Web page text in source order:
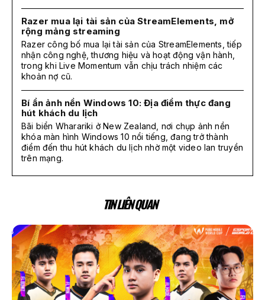
Razer mua lại tài sản của StreamElements, mở
rộng mảng streaming
Razer công bố mua lại tài sản của StreamElements, tiếp
nhận công nghệ, thương hiệu và hoạt động vận hành,
trong khi Live Momentum vẫn chịu trách nhiệm các
khoản nợ cũ.
Bí ẩn ảnh nền Windows 10: Địa điểm thực đang
hút khách du lịch
Bãi biển Wharariki ở New Zealand, nơi chụp ảnh nền
khóa màn hình Windows 10 nổi tiếng, đang trở thành
điểm đến thu hút khách du lịch nhờ một video lan truyền
trên mạng.
TIN LIÊN QUAN